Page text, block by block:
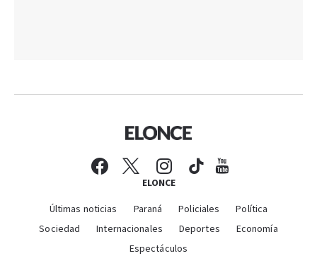
ELONCE
Últimas noticias Paraná Policiales
Política
Sociedad
Internacionales Deportes
Economía
Espectáculos